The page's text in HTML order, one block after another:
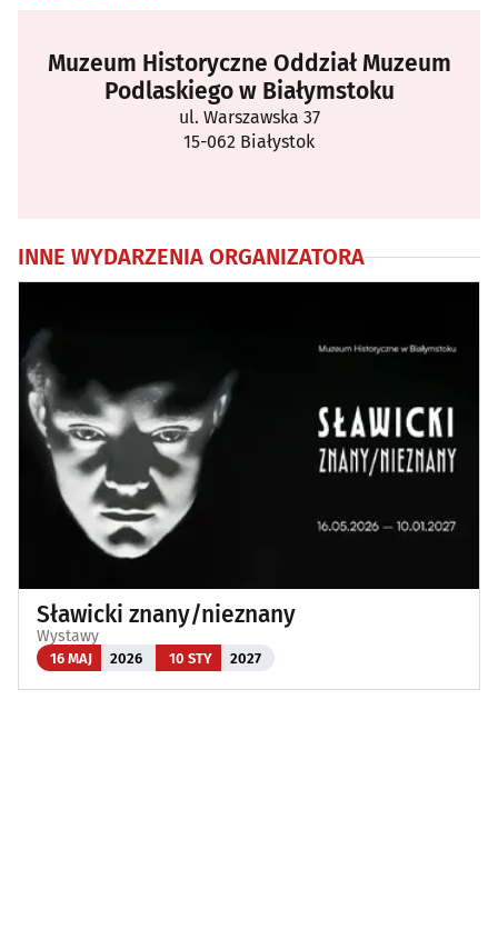
Muzeum Historyczne Oddział Muzeum
Podlaskiego w Białymstoku
ul. Warszawska 37
15-062 Białystok
INNE WYDARZENIA ORGANIZATORA
Sławicki znany/nieznany
Wystawy
16 MAJ 2026 10 STY 2027